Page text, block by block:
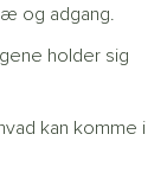
og adgang.
holder sig
kan komme i